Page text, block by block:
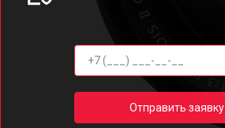
Отправить заявку